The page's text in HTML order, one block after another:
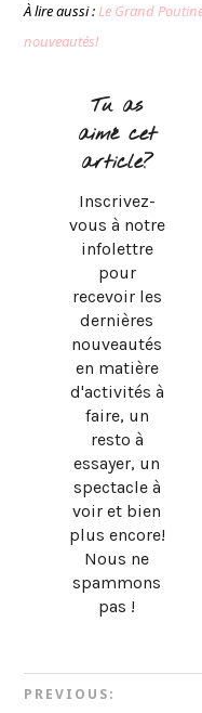
À lire aussi :Le Grand
nouveautés!
Tu as
aimé cet
article?
Inscrivez-
vous à notre
infolettre
pour
recevoir les
dernières
nouveautés
en matière
d'activités à
faire, un
resto à
essayer, un
spectacle à
voir et bien
plus encore!
Nous ne
spammons
pas !
PREVIOUS: